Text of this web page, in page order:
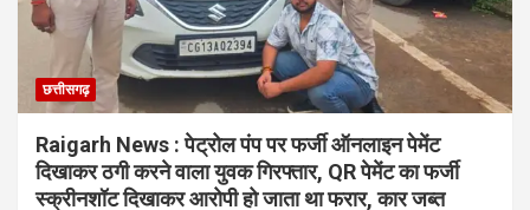
छत्तीसगढ़
Raigarh News : पेट्रोल पंप पर फर्जी ऑनलाइन पेमेंट
दिखाकर ठगी करने वाला युवक गिरफ्तार, QR पेमेंट का फर्जी
स्क्रीनशॉट दिखाकर आरोपी हो जाता था फरार, कार जब्त